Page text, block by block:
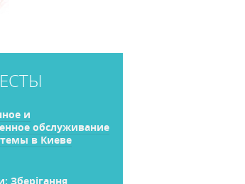
и
обслуживание
в Киеве
Зберігання